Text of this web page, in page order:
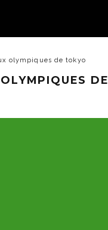
olympiques de tokyo
DE